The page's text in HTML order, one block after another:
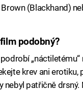
(Blackhand)
podobný?
„náctiletému“
krev ani erotiku,
nebyl patřičně